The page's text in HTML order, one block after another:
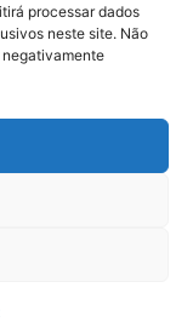
processar dados
neste site. Não
em sua versão
comodidade para
reservados